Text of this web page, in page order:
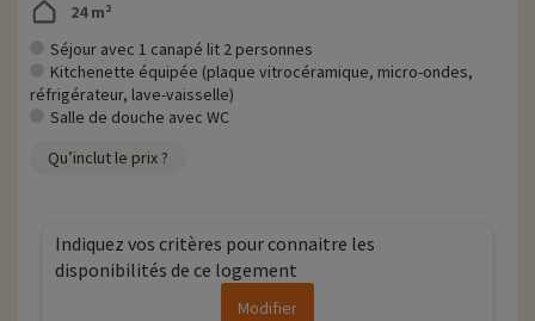
24 m²
Séjour avec 1 canapé lit 2 personnes
Kitchenette équipée (plaque vitrocéramique, micro-ondes,
réfrigérateur, lave-vaisselle)
Salle de douche avec WC
Qu’inclut le prix ?
Indiquez vos critères pour connaitre les
disponibilités de ce logement
Modifier